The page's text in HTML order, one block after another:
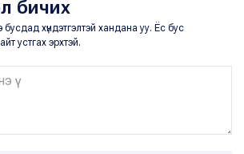
бичих
хүндэтгэлтэй хандана уу. Ёс бус
устгах эрхтэй.